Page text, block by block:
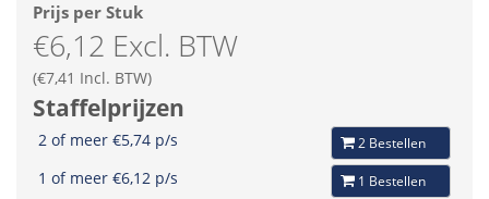
Prijs per Stuk
€6,12 Excl. BTW
(€7,41 Incl. BTW)
Staffelprijzen
2 of meer €5,74 p/s 2 Bestellen
1 of meer €6,12 p/s 1 Bestellen